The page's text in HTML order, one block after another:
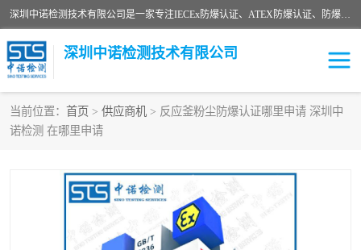
深圳中诺检测技术有限公司是一家专注IECEx防爆认证、ATEX防爆认证、防爆电气检测、防爆合格证、煤安认证等代理机构，可为客户提供从防爆设计、认证、现场检查、工程施工改造、培训等一站式服务。
深圳中诺检测技术有限公司
当前位置： 首页 > 供应商机 > 反应釜粉尘防爆认证哪里申请 深圳中
诺检测 在哪里申请
ATEX防爆认证
防爆3C认证 现场防爆检测
煤安矿安